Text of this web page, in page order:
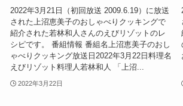
2022年3月21日（初回放送 2009.6.19）に放送
された上沼恵美子のおしゃべりクッキングで
紹介された若林和人さんのえびリゾットのレ
シピです。 番組情報 番組名上沼恵美子のおし
ゃべりクッキング放送日2022年3月22日料理名
えびリゾット料理人若林和人 「上沼...
2022年3月22日